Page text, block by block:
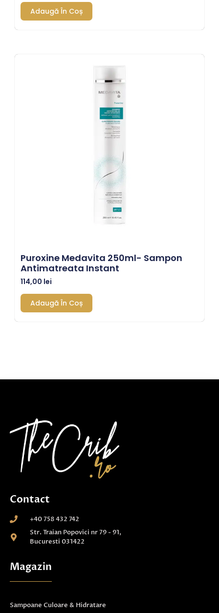
Adaugă În Coș
Puroxine Medavita 250ml- Sampon
Antimatreata Instant
114,00 lei
Adaugă În Coș
Contact
+40 758 432 742
Str. Traian Popovici nr 79 - 91,
Bucuresti 031422
Magazin
Sampoane Culoare & Hidratare